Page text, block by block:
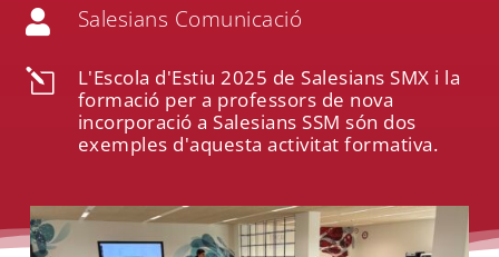
 Salesians Comunicació
l
L'Escola d'Estiu 2025 de Salesians SMX i la
formació per a professors de nova
incorporació a Salesians SSM són dos
exemples d'aquesta activitat formativa.